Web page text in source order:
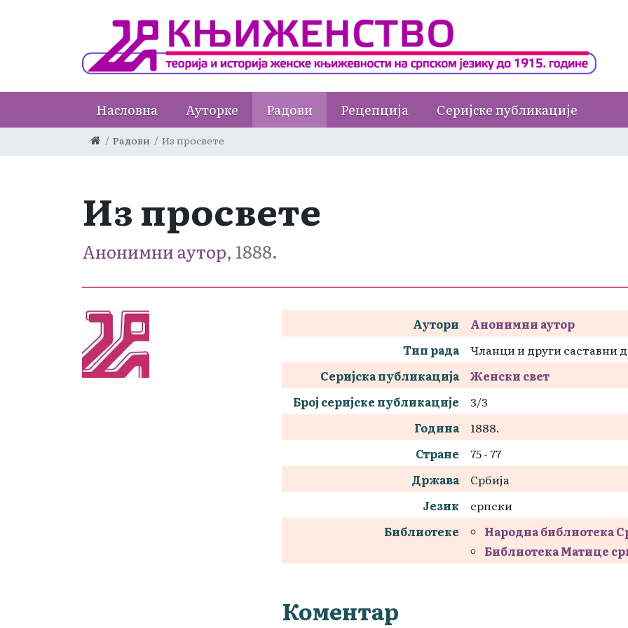
Насловна Ауторке Радови Рецепција Серијске публикације
Радови Из просвете
Из просвете
Анонимни аутор, 1888.
Аутори
Анонимни аутор
Тип рада
Чланци и други саставни
Серијска публикација
Женски свет
Број серијске публикације
3/3
Година
1888.
Стране
75 - 77
Држава
Србија
Језик
српски
Библиотеке
Народна библиотека
Библиотека Матице
Коментар